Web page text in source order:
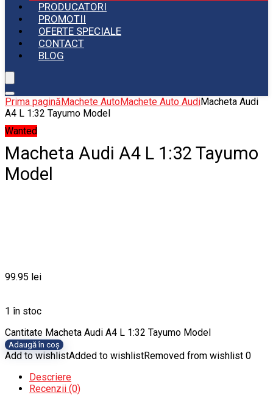
PRODUCATORI
PROMOTII
OFERTE SPECIALE
CONTACT
BLOG
Prima paginăMachete AutoMachete Auto AudiMacheta Audi
A4 L 1:32 Tayumo Model
Wanted
Macheta Audi A4 L 1:32 Tayumo
Model
99.95 lei
1 în stoc
Cantitate Macheta Audi A4 L 1:32 Tayumo Model
Adaugă în coș
Add to wishlistAdded to wishlistRemoved from wishlist 0
Descriere
Recenzii (0)